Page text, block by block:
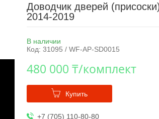
Доводчик дверей
2014-2019
В наличии
Код: 31095 / WF-AP-SD0015
480 000 ₸/комплект
Купить
+7 (705) 110-80-80